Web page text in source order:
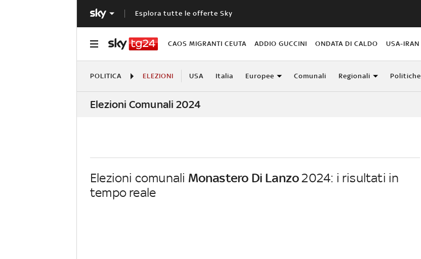
Esplora tutte le offerte Sky
CAOS MIGRANTI CEUTA ADDIO GUCCINI ONDATA DI CALDO USA-IRAN
POLITICA ELEZIONI USA Italia Europee Comunali Regionali Politiche
Elezioni Comunali 2024
Elezioni comunali Monastero Di Lanzo2024: i risultati in
tempo reale